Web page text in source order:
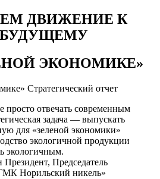
ДВИЖЕНИЕ К
БУДУЩЕМУ
ЭКОНОМИКЕ»
Стратегический отчет
отвечать современным
задача — выпускать
для «зеленой экономики»
экологичной продукции
экологичным.
Президент, Председатель
Норильский никель»